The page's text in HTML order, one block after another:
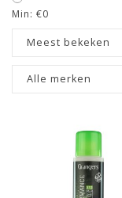
Min: €0
Meest bekeken
Alle merken